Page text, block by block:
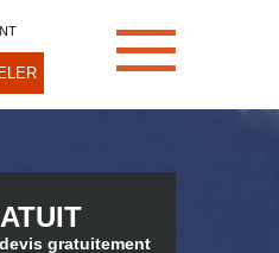
gratuitement